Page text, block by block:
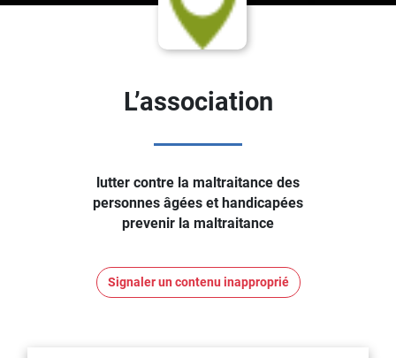
L’association
lutter contre la maltraitance des
personnes âgées et handicapées
prevenir la maltraitance
Signaler un contenu inapproprié